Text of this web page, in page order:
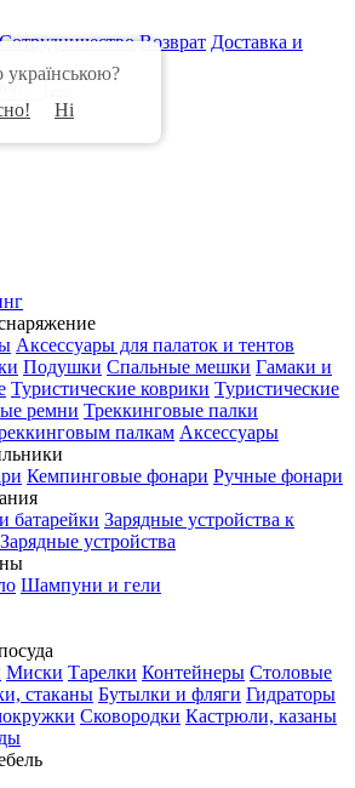
Сотрудничество Возврат Доставка и
Аксессуары для палаток и тентов
Подушки Спальные мешки Гамаки и
Туристические коврики Туристические
ремни Треккинговые палки
палкам Аксессуары
Кемпинговые фонари Ручные фонари
батарейки Зарядные устройства к
Зарядные устройства
Шампуни и гели
Миски Тарелки Контейнеры Столовые
стаканы Бутылки и фляги Гидраторы
Сковородки Кастрюли, казаны
Ні